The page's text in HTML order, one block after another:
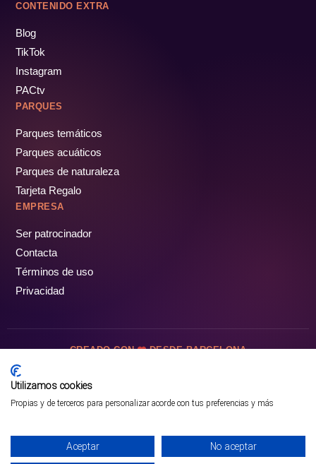
CONTENIDO EXTRA
Blog
TikTok
Instagram
PACtv
PARQUES
Parques temáticos
Parques acuáticos
Parques de naturaleza
Tarjeta Regalo
EMPRESA
Ser patrocinador
Contacta
Términos de uso
Privacidad
CREADO CON DESDE BARCELONA
Utilizamos cookies
Propias y de terceros para personalizar acorde con tus preferencias y más
Aceptar No aceptar